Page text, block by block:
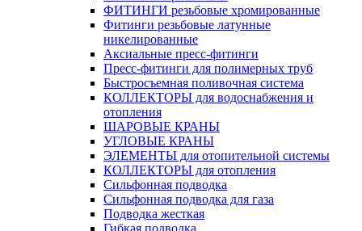
ФИТИНГИ резьбовые хромированные
Фитинги резьбовые латунные
никелированные
Аксиальные пресс-фитинги
Пресс-фитинги для полимерных труб
Быстросъемная поливочная система
КОЛЛЕКТОРЫ для водоснабжения и
отопления
ШАРОВЫЕ КРАНЫ
УГЛОВЫЕ КРАНЫ
ЭЛЕМЕНТЫ для отопительной системы
КОЛЛЕКТОРЫ для отопления
Сильфонная подводка
Cильфонная подводка для газа
Подводка жесткая
Гибкая подводка